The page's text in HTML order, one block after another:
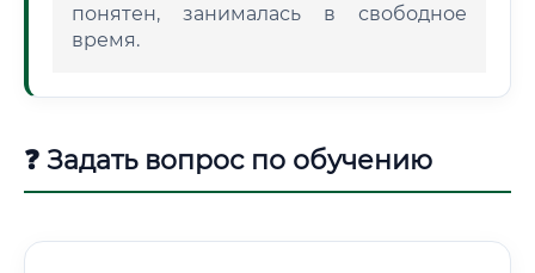
понятен, занималась в свободное
время.
❓ Задать вопрос по обучению